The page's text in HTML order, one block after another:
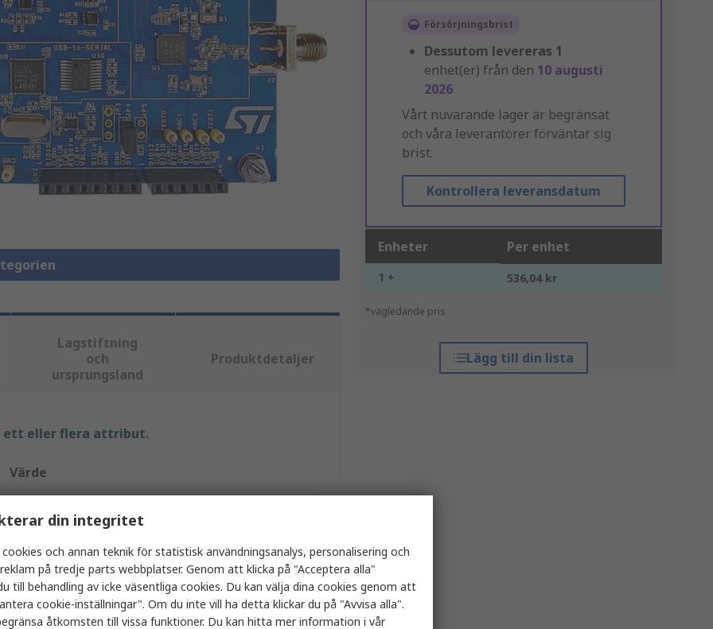
Försörjningsbrist
Dessutom levereras 1
enhet(er) från den 10 augusti
2026
Vårt nuvarande lager är begränsat
och våra leverantörer förväntar sig
brist.
Kontrollera leveransdatum
Enheter Per enhet
1 + 536,04 kr
*vägledande pris
Lägg till din lista
Lagstiftning
och
ursprungsland
Produktdetaljer
ett eller flera attribut.
Värde
Utvärderingskort
Kommunikation/trådlöst utvecklingsverktyg
din integritet
cookies och annan teknik för statistisk användningsanalys, personalisering och
på tredje parts webbplatser. Genom att klicka på "Acceptera alla"
till behandling av icke väsentliga cookies. Du kan välja dina cookies genom att
cookie-inställningar". Om du inte vill ha detta klickar du på "Avvisa alla".
åtkomsten till vissa funktioner. Du kan hitta mer information i vår